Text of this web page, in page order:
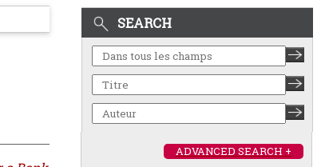
SEARCH
ADVANCED SEARCH +